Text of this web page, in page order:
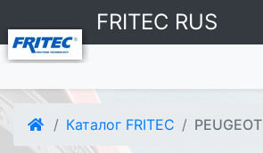
FRITEC RUS
Каталог FRITEC PEUGEOT